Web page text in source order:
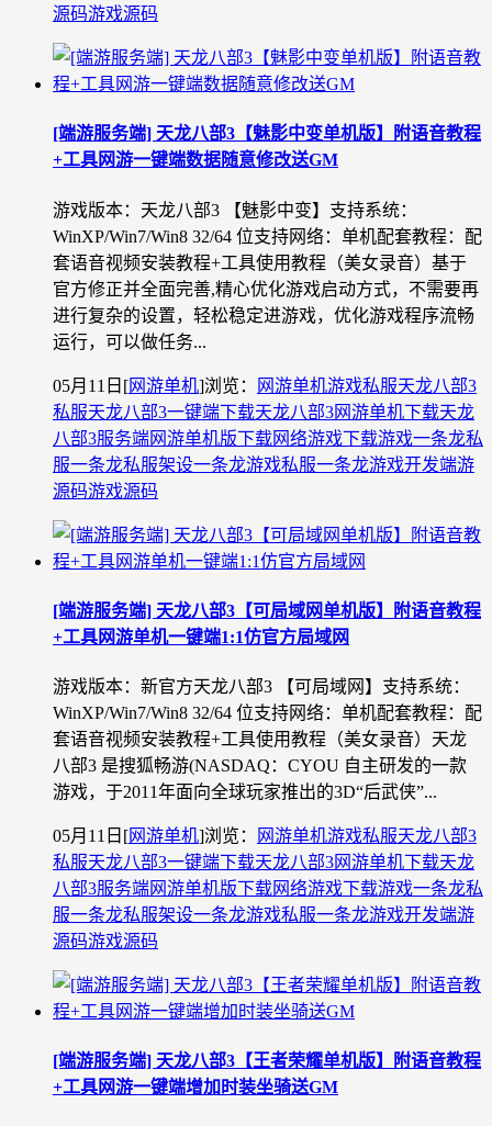
源码游戏源码
[端游服务端] 天龙八部3【魅影中变单机版】附语音教程
+工具网游一键端数据随意修改送GM
游戏版本：天龙八部3 【魅影中变】支持系统：
WinXP/Win7/Win8 32/64 位支持网络：单机配套教程：配
套语音视频安装教程+工具使用教程（美女录音）基于
官方修正并全面完善,精心优化游戏启动方式，不需要再
进行复杂的设置，轻松稳定进游戏，优化游戏程序流畅
运行，可以做任务...
05月11日 [网游单机]浏览： 网游单机游戏私服天龙八部3
私服天龙八部3一键端下载天龙八部3网游单机下载天龙
八部3服务端网游单机版下载网络游戏下载游戏一条龙私
服一条龙私服架设一条龙游戏私服一条龙游戏开发端游
源码游戏源码
[端游服务端] 天龙八部3【可局域网单机版】附语音教程
+工具网游单机一键端1:1仿官方局域网
游戏版本：新官方天龙八部3 【可局域网】支持系统：
WinXP/Win7/Win8 32/64 位支持网络：单机配套教程：配
套语音视频安装教程+工具使用教程（美女录音）天龙
八部3 是搜狐畅游(NASDAQ：CYOU 自主研发的一款
游戏，于2011年面向全球玩家推出的3D“后武侠”...
05月11日 [网游单机]浏览： 网游单机游戏私服天龙八部3
私服天龙八部3一键端下载天龙八部3网游单机下载天龙
八部3服务端网游单机版下载网络游戏下载游戏一条龙私
服一条龙私服架设一条龙游戏私服一条龙游戏开发端游
源码游戏源码
[端游服务端] 天龙八部3【王者荣耀单机版】附语音教程
+工具网游一键端增加时装坐骑送GM